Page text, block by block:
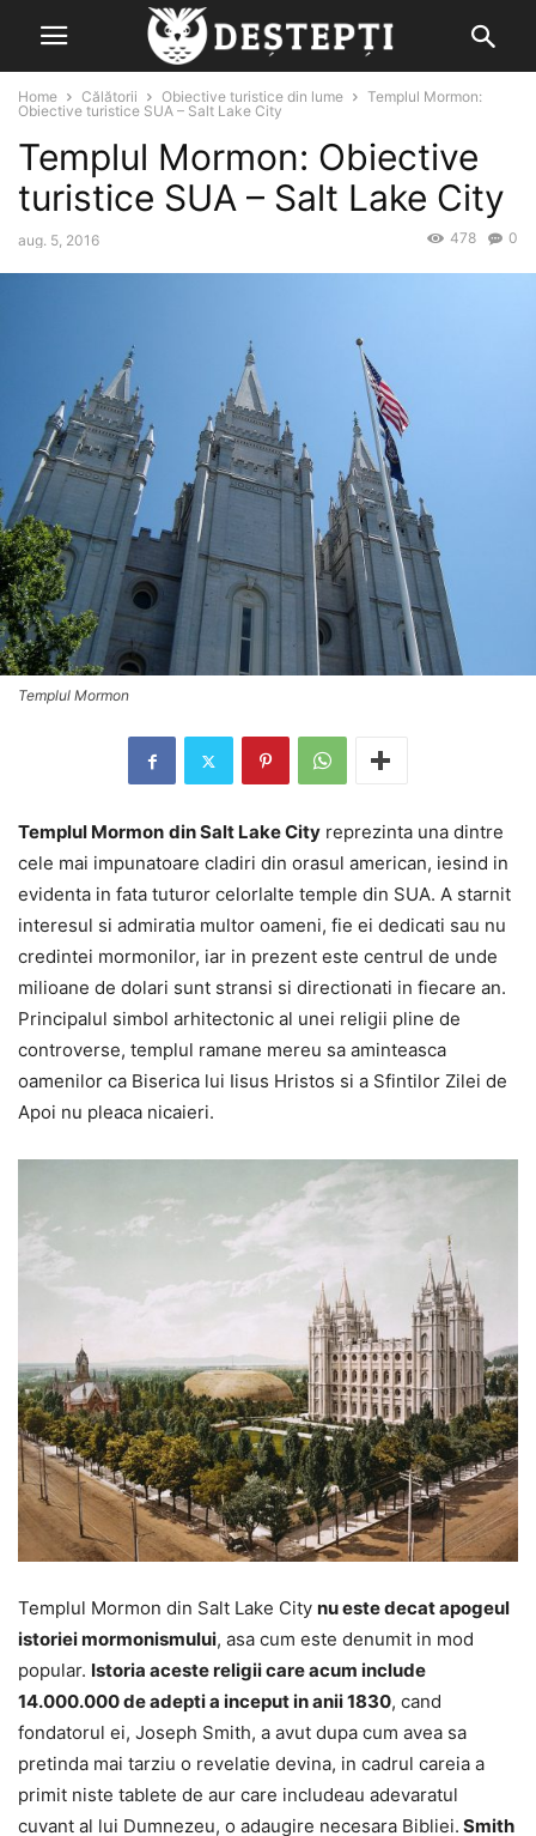
Home Călătorii Obiective turistice din lume
Templul Mormon:
Obiective turistice SUA – Salt Lake City
Templul Mormon: Obiective
turistice SUA – Salt Lake City
aug. 5, 2016 0
478
Templul Mormon
Templul Mormon din Salt Lake City reprezinta una dintre
cele mai impunatoare cladiri din orasul american, iesind in
evidenta in fata tuturor celorlalte temple din SUA. A starnit
interesul si admiratia multor oameni, fie ei dedicati sau nu
credintei mormonilor, iar in prezent este centrul de unde
milioane de dolari sunt stransi si directionati in fiecare an.
Principalul simbol arhitectonic al unei religii pline de
controverse, templul ramane mereu sa aminteasca
oamenilor ca Biserica lui Iisus Hristos si a Sfintilor Zilei de
Apoi nu pleaca nicaieri.
Templul Mormon din Salt Lake City nu este decat apogeul
istoriei mormonismului, asa cum este denumit in mod
popular. Istoria aceste religii care acum include
14.000.000 de adepti a inceput in anii 1830, cand
fondatorul ei, Joseph Smith, a avut dupa cum avea sa
pretinda mai tarziu o revelatie devina, in cadrul careia a
primit niste tablete de aur care includeau adevaratul
cuvant al lui Dumnezeu, o adaugire necesara Bibliei. Smith